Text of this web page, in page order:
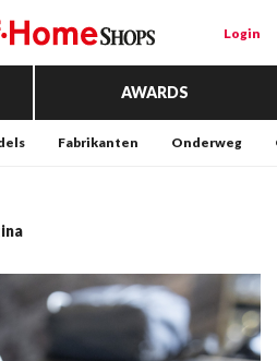
Login
AWARDS
Fabrikanten Onderweg